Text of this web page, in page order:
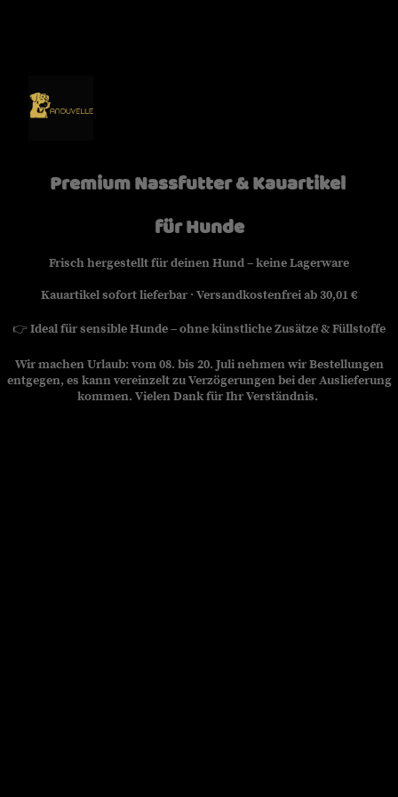
Premium Nassfutter & Kauartikel
für Hunde
Frisch hergestellt für deinen Hund – keine Lagerware
Kauartikel sofort lieferbar · Versandkostenfrei ab 30,01 €
👉Ideal für sensible Hunde – ohne künstliche Zusätze & Füllstoffe
Wir machen Urlaub: vom 08. bis 20. Juli nehmen wir Bestellungen
entgegen, es kann vereinzelt zu Verzögerungen bei der Auslieferung
kommen. Vielen Dank für Ihr Verständnis.